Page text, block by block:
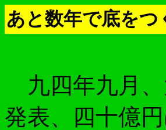
あと数年で底をつ
九四年九月、
発表、四十億